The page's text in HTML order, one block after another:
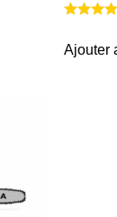
Ajouter